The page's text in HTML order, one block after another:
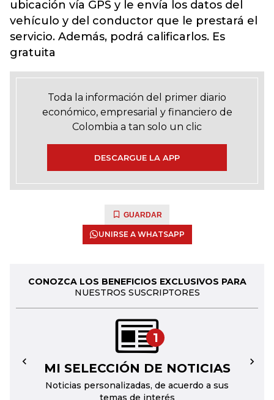
ubicación vía GPS y le envía los datos del
vehículo y del conductor que le prestará el
servicio. Además, podrá calificarlos. Es
gratuita
Toda la información del primer diario
económico, empresarial y financiero de
Colombia a tan solo un clic
DESCARGUE LA APP
GUARDAR
UNIRSE A WHATSAPP
CONOZCA LOS BENEFICIOS EXCLUSIVOS PARA
NUESTROS SUSCRIPTORES
1
MI SELECCIÓN DE NOTICIAS
Noticias personalizadas, de acuerdo a sus
temas de interés
← →